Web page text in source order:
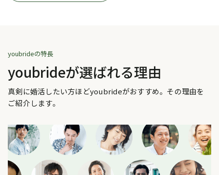
youbrideの特長
youbrideが選ばれる理由
真剣に婚活したい方ほどyoubrideがおすすめ。その理由を
ご紹介します。